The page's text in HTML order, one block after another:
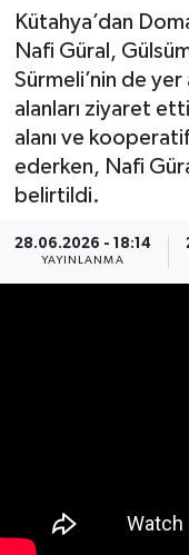
Kütahya’dan
Nafi Güral,
Sürmeli’nin de
alanları ziyaret
alanı ve
ederken, Nafi
belirtildi.
28.06.2026 - 18:14
YAYINLANMA
Ekonomi
Eleman
Emlak
Gündem
Haber
Sağlık
Son Dakika
Haber Arşivi